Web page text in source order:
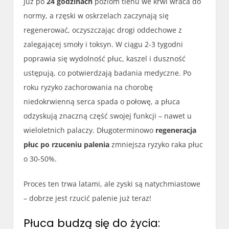
normy, a rzęski w oskrzelach zaczynają się
regenerować, oczyszczając drogi oddechowe z
zalegającej smoły i toksyn. W ciągu 2-3 tygodni
poprawia się wydolność płuc, kaszel i duszność
ustępują, co potwierdzają badania medyczne. Po
roku ryzyko zachorowania na chorobę
niedokrwienną serca spada o połowę, a płuca
odzyskują znaczną część swojej funkcji – nawet u
wieloletnich palaczy. Długoterminowo regeneracja
płuc po rzuceniu palenia zmniejsza ryzyko raka płuc
o 30-50%.
Proces ten trwa latami, ale zyski są natychmiastowe
– dobrze jest rzucić palenie już teraz!
Płuca budzą się do życia: